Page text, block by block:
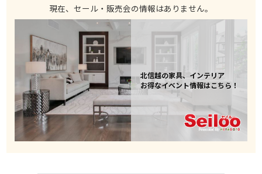
現在、セール・販売会の情報はありません。
北信越の家具、インテリア
お得なイベント情報はこちら！